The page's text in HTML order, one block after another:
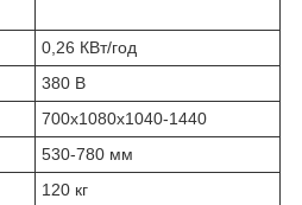
0,26 КВт/год
380 В
700х1080х1040-1440
530-780 мм
120 кг